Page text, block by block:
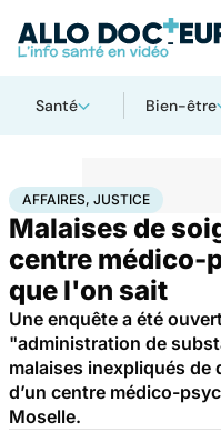
Santé Bien-être
AccueilSantéSociétéJustice
AFFAIRES, JUSTICE
Malaises de
centre médico-
que l'on sait
Une enquête a été
"administration de
malaises inexpliqués de
d’un centre médico-
Moselle.